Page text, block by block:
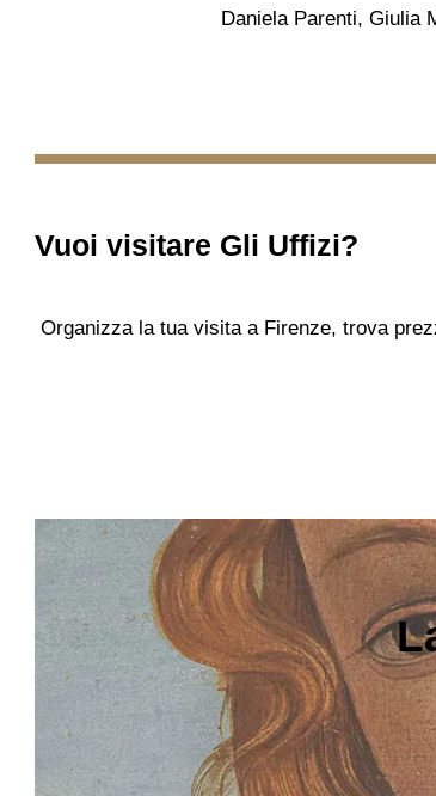
Daniela Parenti, Giulia
Vuoi visitare Gli Uffizi?
Organizza la tua visita a Firenze, trova